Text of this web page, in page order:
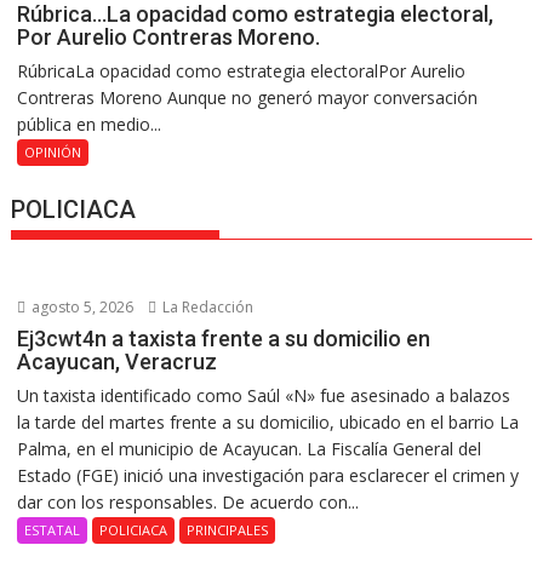
Rúbrica…La opacidad como estrategia electoral,
Por Aurelio Contreras Moreno.
RúbricaLa opacidad como estrategia electoralPor Aurelio
Contreras Moreno Aunque no generó mayor conversación
pública en medio...
OPINIÓN
POLICIACA
agosto 5, 2026 La Redacción
Ej3cwt4n a taxista frente a su domicilio en
Acayucan, Veracruz
Un taxista identificado como Saúl «N» fue asesinado a balazos
la tarde del martes frente a su domicilio, ubicado en el barrio La
Palma, en el municipio de Acayucan. La Fiscalía General del
Estado (FGE) inició una investigación para esclarecer el crimen y
dar con los responsables. De acuerdo con...
ESTATAL POLICIACA PRINCIPALES